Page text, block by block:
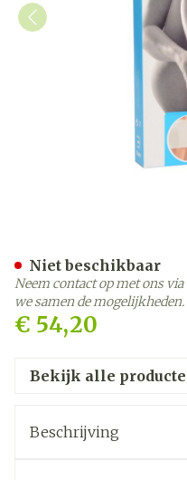
€ 54,20
Niet beschikbaar
Neem contact op met ons
we samen de mogelijkheden.
Bekijk alle
Beschrijving